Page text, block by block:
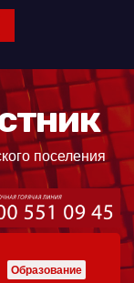
поселения
Образование